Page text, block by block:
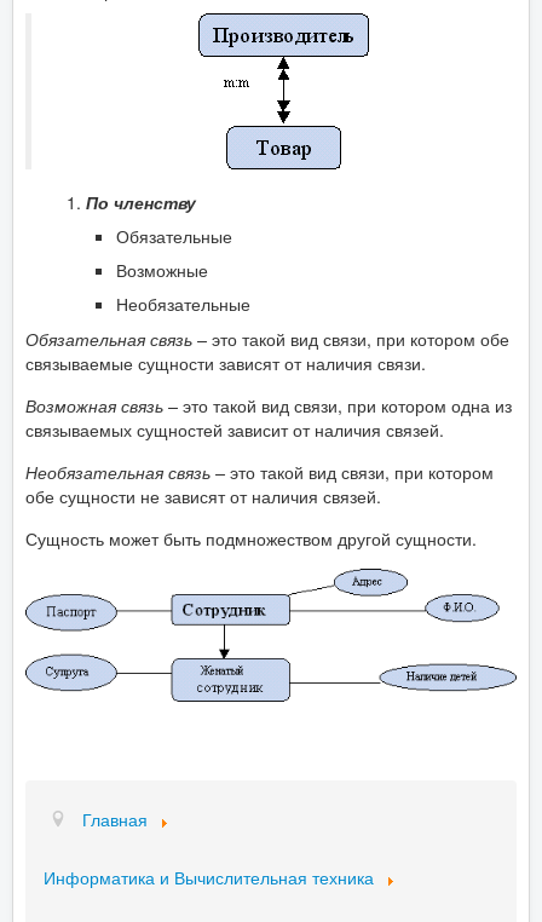
По членству
Обязательные
Возможные
Необязательные
Обязательная связь – это такой вид связи, при котором обе
связываемые сущности зависят от наличия связи.
Возможная связь – это такой вид связи, при котором одна из
связываемых сущностей зависит от наличия связей.
Необязательная связь – это такой вид связи, при котором
обе сущности не зависят от наличия связей.
Сущность может быть подмножеством другой сущности.
Главная
Информатика и Вычислительная техника